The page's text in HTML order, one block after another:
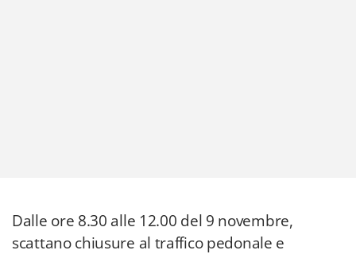
Dalle ore 8.30 alle 12.00 del 9 novembre,
scattano chiusure al traffico pedonale e